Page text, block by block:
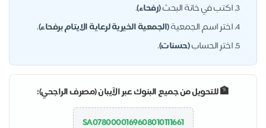
اكتب في خانة البحث(رفحاء).
اختر اسم الجمعية(الجمعية الخيرية لرعاية الايتام برفحاء).
اختر الحساب(حسنات).
🏦 للتحويل من جميع البنوك عبر الآيبان (مصرف الراجحي):
SA0780000169608010111661